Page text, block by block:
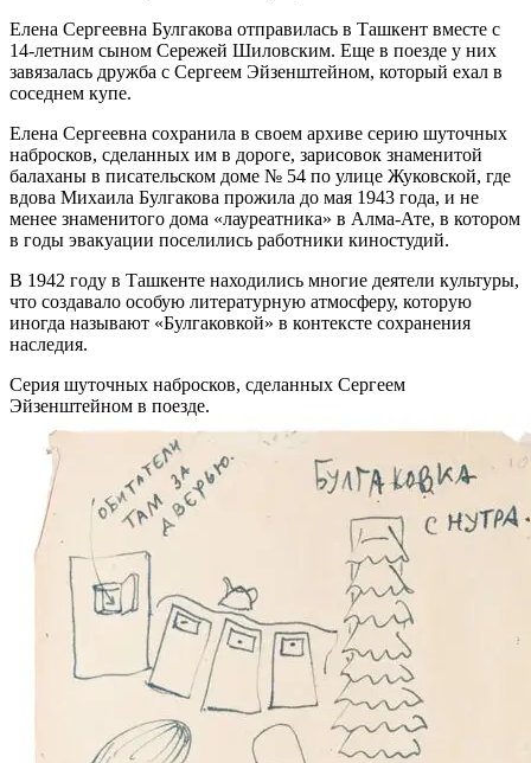
Елена Сергеевна Булгакова отправилась в Ташкент вместе с
14-летним сыном Сережей Шиловским. Еще в поезде у них
завязалась дружба с Сергеем Эйзенштейном, который ехал в
соседнем купе.
Елена Сергеевна сохранила в своем архиве серию шуточных
набросков, сделанных им в дороге, зарисовок знаменитой
балаханы в писательском доме № 54 по улице Жуковской, где
вдова Михаила Булгакова прожила до мая 1943 года, и не
менее знаменитого дома «лауреатника» в Алма-Ате, в котором
в годы эвакуации поселились работники киностудий.
В 1942 году в Ташкенте находились многие деятели культуры,
что создавало особую литературную атмосферу, которую
иногда называют «Булгаковкой» в контексте сохранения
наследия.
Серия шуточных набросков, сделанных Сергеем
Эйзенштейном в поезде.